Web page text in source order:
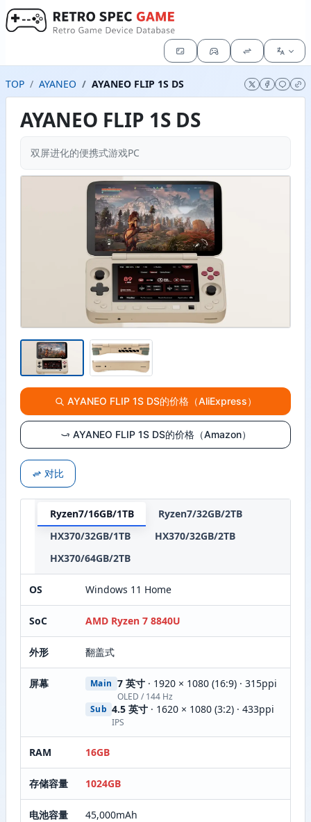
TOP AYANEO AYANEO FLIP 1S DS
AYANEO FLIP 1S DS
双屏进化的便携式游戏PC
AYANEO FLIP 1S DS的价格（AliExpress）
AYANEO FLIP 1S DS的价格（Amazon）
对比
Ryzen7/16GB/1TB
Ryzen7/32GB/2TB
HX370/32GB/1TB
HX370/32GB/2TB
HX370/64GB/2TB
OS Windows 11 Home
SoC AMD Ryzen 7 8840U
外形 翻盖式
屏幕 Main 7 英寸· 1920 × 1080 (16:9) · 315ppi
OLED / 144 Hz
Sub 4.5 英寸 · 1620 × 1080 (3:2) · 433ppi
IPS
RAM 16GB
存储容量 1024GB
电池容量 45,000mAh